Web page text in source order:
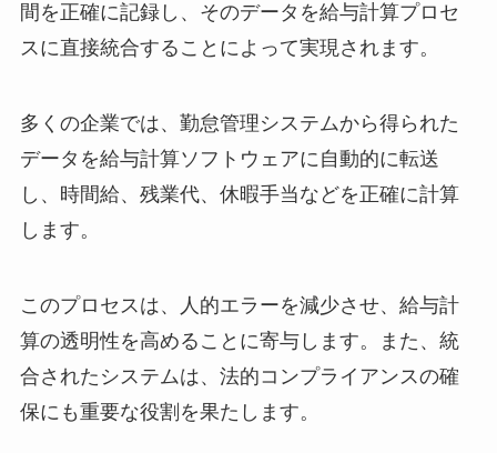
間を正確に記録し、そのデータを給与計算プロセ
スに直接統合することによって実現されます。
多くの企業では、勤怠管理システムから得られた
データを給与計算ソフトウェアに自動的に転送
し、時間給、残業代、休暇手当などを正確に計算
します。
このプロセスは、人的エラーを減少させ、給与計
算の透明性を高めることに寄与します。また、統
合されたシステムは、法的コンプライアンスの確
保にも重要な役割を果たします。